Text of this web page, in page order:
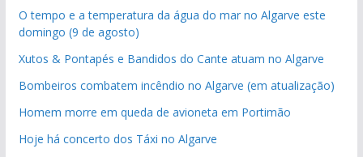
O tempo e a temperatura da água do mar no Algarve este
domingo (9 de agosto)
Xutos & Pontapés e Bandidos do Cante atuam no Algarve
Bombeiros combatem incêndio no Algarve (em atualização)
Homem morre em queda de avioneta em Portimão
Hoje há concerto dos Táxi no Algarve